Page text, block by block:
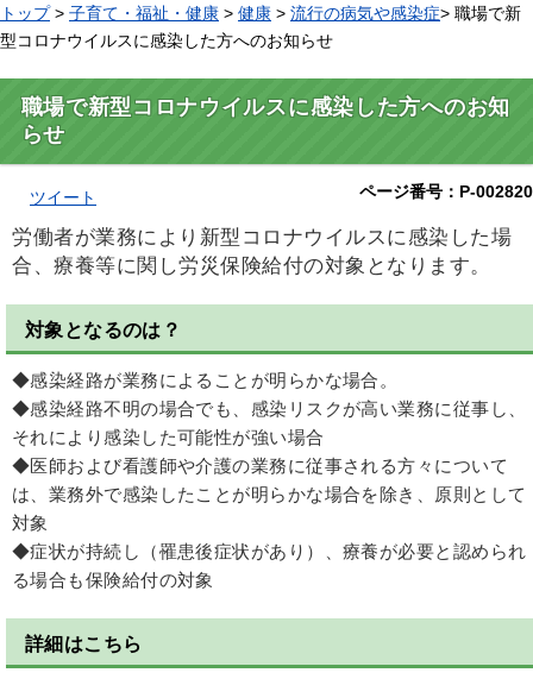
トップ> 子育て・福祉・健康 > 健康 > 流行の病気や感染症> 職場で新
型コロナウイルスに感染した方へのお知らせ
職場で新型コロナウイルスに感染した方へのお知
らせ
ページ番号：P-002820
ツイート
労働者が業務により新型コロナウイルスに感染した場
合、療養等に関し労災保険給付の対象となります。
対象となるのは？
◆感染経路が業務によることが明らかな場合。
◆感染経路不明の場合でも、感染リスクが高い業務に従事し、
それにより感染した可能性が強い場合
◆医師および看護師や介護の業務に従事される方々について
は、業務外で感染したことが明らかな場合を除き、原則として
対象
◆症状が持続し（罹患後症状があり）、療養が必要と認められ
る場合も保険給付の対象
詳細はこちら